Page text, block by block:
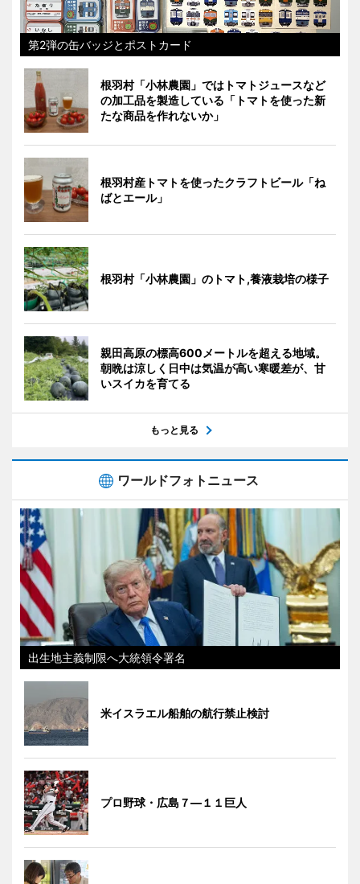
第2弾の缶バッジとポストカード
根羽村「小林農園」ではトマトジュースなど
の加工品を製造している「トマトを使った新
たな商品を作れないか」
根羽村産トマトを使ったクラフトビール「ね
ばとエール」
根羽村「小林農園」のトマト,養液栽培の様子
親田高原の標高600メートルを超える地域。
朝晩は涼しく日中は気温が高い寒暖差が、甘
いスイカを育てる
もっと見る
ワールドフォトニュース
出生地主義制限へ大統領令署名
米イスラエル船舶の航行禁止検討
プロ野球・広島７―１１巨人